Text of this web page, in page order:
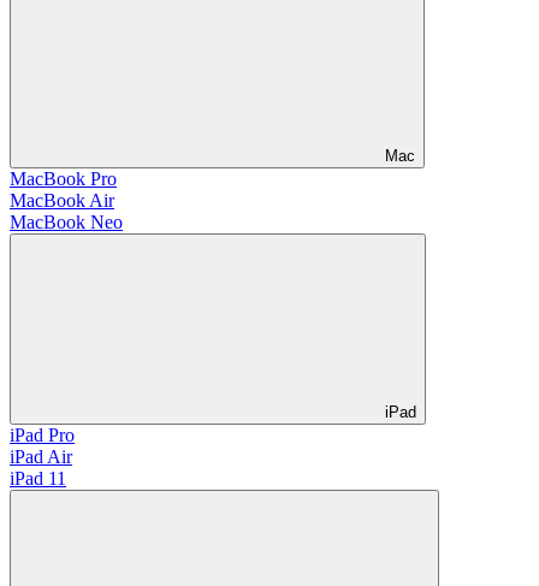
Mac
MacBook Pro
MacBook Air
MacBook Neo
iPad
iPad Pro
iPad Air
iPad 11